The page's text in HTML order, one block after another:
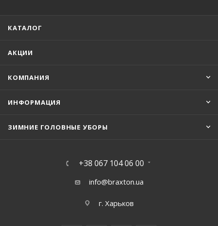
КАТАЛОГ
АКЦИИ
КОМПАНИЯ
ИНФОРМАЦИЯ
ЗИМНИЕ ГОЛОВНЫЕ УБОРЫ
+38 067 104 06 00
info@braxton.ua
г. Харьков